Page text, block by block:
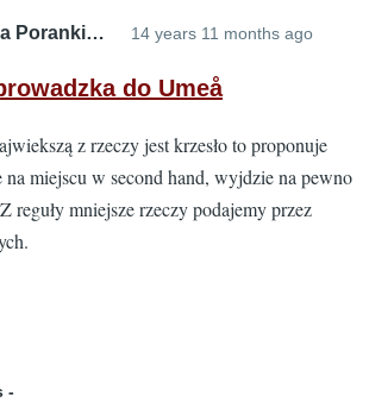
Poranki… 14 years 11 months ago
by
do Umeå
z rzeczy jest krzesło to proponuje
na miejscu w second hand, wyjdzie na pewno
reguły mniejsze rzeczy podajemy przez